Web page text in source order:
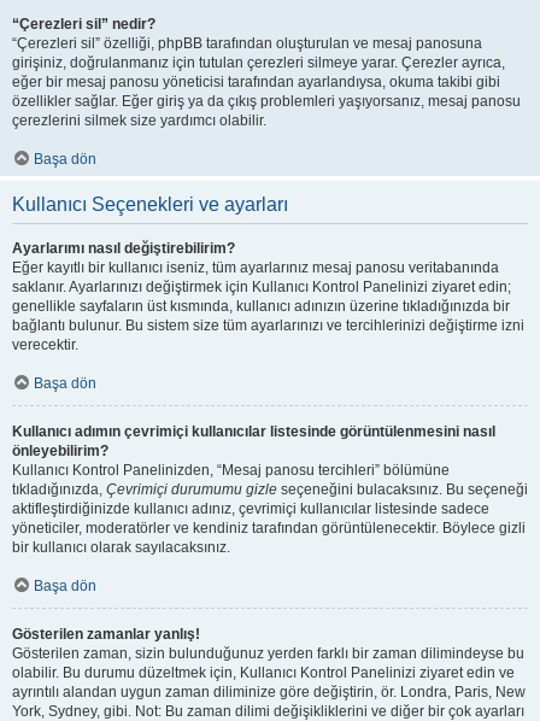
“Çerezleri sil” nedir?
“Çerezleri sil” özelliği, phpBB tarafından oluşturulan ve mesaj panosuna
girişiniz, doğrulanmanız için tutulan çerezleri silmeye yarar. Çerezler ayrıca,
eğer bir mesaj panosu yöneticisi tarafından ayarlandıysa, okuma takibi gibi
özellikler sağlar. Eğer giriş ya da çıkış problemleri yaşıyorsanız, mesaj panosu
çerezlerini silmek size yardımcı olabilir.
Başa dön
Kullanıcı Seçenekleri ve ayarları
Ayarlarımı nasıl değiştirebilirim?
Eğer kayıtlı bir kullanıcı iseniz, tüm ayarlarınız mesaj panosu veritabanında
saklanır. Ayarlarınızı değiştirmek için Kullanıcı Kontrol Panelinizi ziyaret edin;
genellikle sayfaların üst kısmında, kullanıcı adınızın üzerine tıkladığınızda bir
bağlantı bulunur. Bu sistem size tüm ayarlarınızı ve tercihlerinizi değiştirme izni
verecektir.
Başa dön
Kullanıcı adımın çevrimiçi kullanıcılar listesinde görüntülenmesini nasıl
önleyebilirim?
Kullanıcı Kontrol Panelinizden, “Mesaj panosu tercihleri” bölümüne
tıkladığınızda, Çevrimiçi durumumu gizle seçeneğini bulacaksınız. Bu seçeneği
aktifleştirdiğinizde kullanıcı adınız, çevrimiçi kullanıcılar listesinde sadece
yöneticiler, moderatörler ve kendiniz tarafından görüntülenecektir. Böylece gizli
bir kullanıcı olarak sayılacaksınız.
Başa dön
Gösterilen zamanlar yanlış!
Gösterilen zaman, sizin bulunduğunuz yerden farklı bir zaman dilimindeyse bu
olabilir. Bu durumu düzeltmek için, Kullanıcı Kontrol Panelinizi ziyaret edin ve
ayrıntılı alandan uygun zaman diliminize göre değiştirin, ör. Londra, Paris, New
York, Sydney, gibi. Not: Bu zaman dilimi değişikliklerini ve diğer bir çok ayarları